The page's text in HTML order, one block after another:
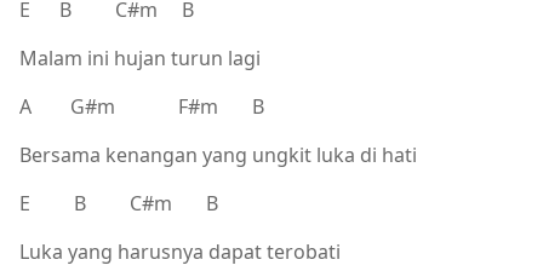
E B C#m B
Malam ini hujan turun lagi
A G#m F#m B
Bersama kenangan yang ungkit luka di hati
E B C#m B
Luka yang harusnya dapat terobati